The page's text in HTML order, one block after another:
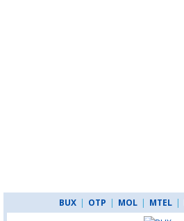
BUX | OTP | MOL | MTEL |